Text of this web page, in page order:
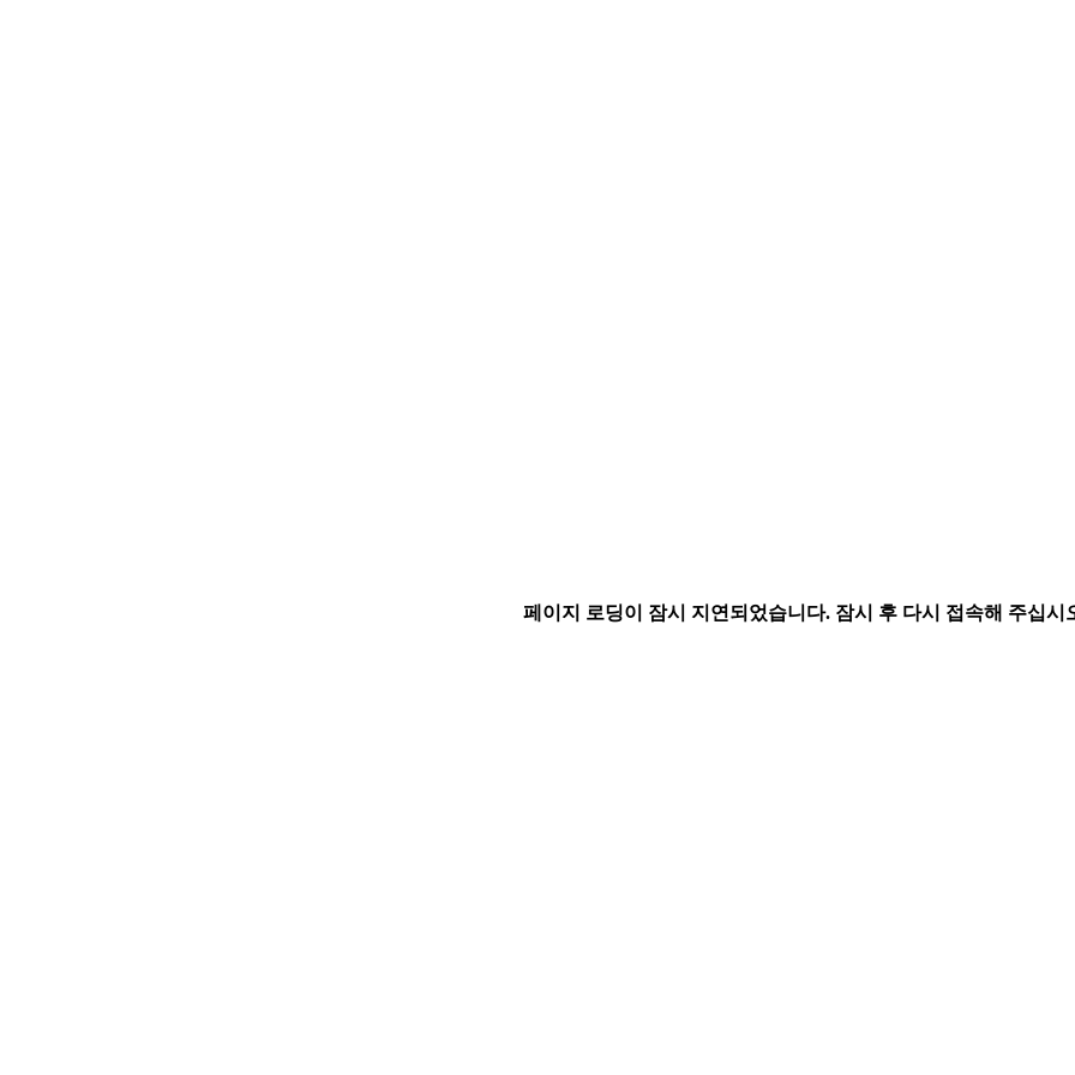
페이지 로딩이 잠시 지연되었습니다. 잠시 후 다시 접속해 주십시